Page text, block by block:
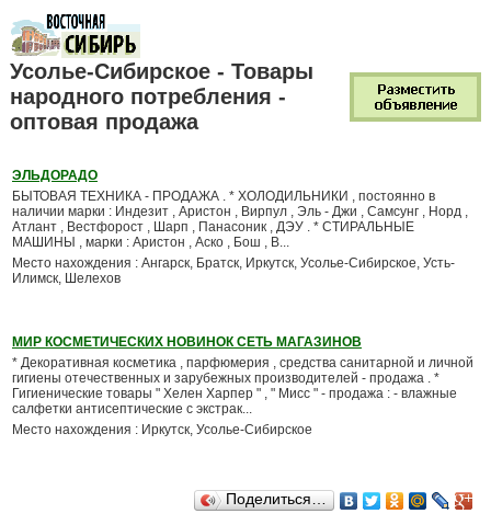
Усолье-Сибирское - Товары
народного потребления -
оптовая продажа
ЭЛЬДОРАДО
БЫТОВАЯ ТЕХНИКА - ПРОДАЖА . * ХОЛОДИЛЬНИКИ , постоянно в
наличии марки : Индезит , Аристон , Вирпул , Эль - Джи , Самсунг , Норд ,
Атлант , Вестфорост , Шарп , Панасоник , ДЭУ . * СТИРАЛЬНЫЕ
МАШИНЫ , марки : Аристон , Аско , Бош , В...
Место нахождения : Ангарск, Братск, Иркутск, Усолье-Сибирское, Усть-
Илимск, Шелехов
МИР КОСМЕТИЧЕСКИХ НОВИНОК СЕТЬ МАГАЗИНОВ
* Декоративная косметика , парфюмерия , средства санитарной и личной
гигиены отечественных и зарубежных производителей - продажа . *
Гигиенические товары " Хелен Харпер " , " Мисс " - продажа : - влажные
салфетки антисептические с экстрак...
Место нахождения : Иркутск, Усолье-Сибирское
Поделиться…